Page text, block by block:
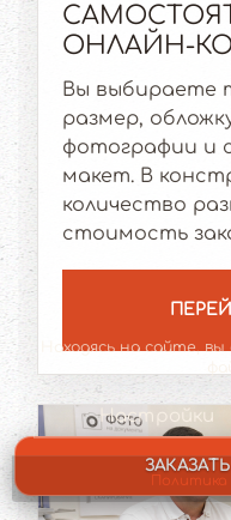
ОНЛАЙН-
Вы выбираете
размер,
фотографии и
макет. В
количество
стоимость
Находясь на сайте,
Настройки
Политика